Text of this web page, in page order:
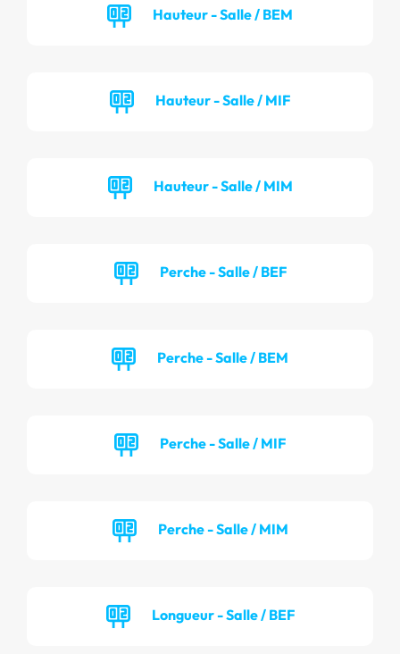
Hauteur - Salle / BEM
Hauteur - Salle / MIF
Hauteur - Salle / MIM
Perche - Salle / BEF
Perche - Salle / BEM
Perche - Salle / MIF
Perche - Salle / MIM
Longueur - Salle / BEF